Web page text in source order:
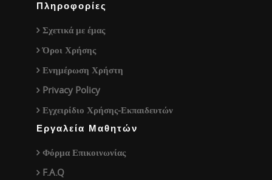
Πληροφορίες
Σχετικά με έμας
Όροι Χρήσης
Ενημέρωση Χρήστη
Privacy Policy
Εγχειρίδιο Χρήσης-Εκπαιδευτών
Εργαλεία Μαθητών
Φόρμα Επικοινωνίας
F.A.Q